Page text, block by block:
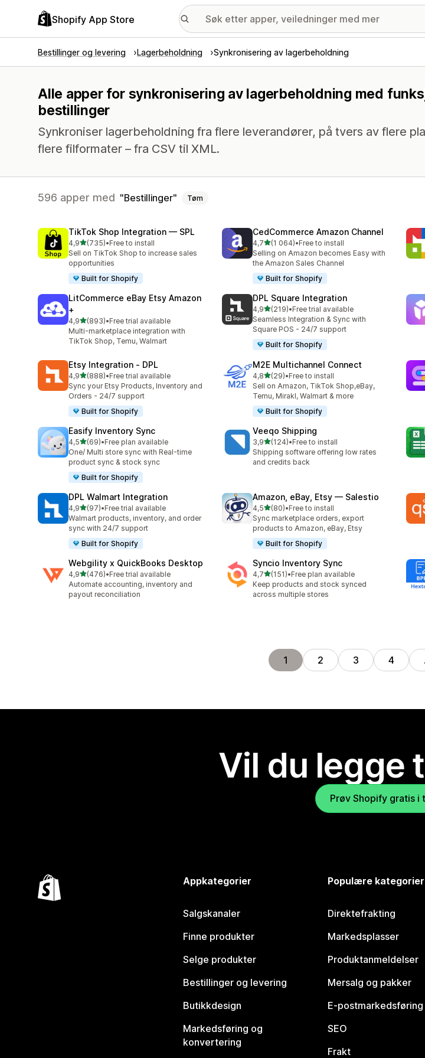
Shopify App Store
Bestillinger og levering Lagerbeholdning Synkronisering av lagerbeholdning
Alle apper for synkronisering av lagerbeholdning med
bestillinger
Synkroniser lagerbeholdning fra flere leverandører, på tvers av flere
flere filformater – fra CSV til XML.
596 apper med Bestillinger Tøm
TikTok Shop Integration — SPL
4,9av 5 stjerner
(735)
Totalt 735 omtaler
•Free to install
Sell on TikTok Shop to increase sales
opportunities
Built for Shopify
CedCommerce Amazon Channel
4,7av 5 stjerner
(1 064)
Totalt 1064 omtaler
•Free to install
Selling on Amazon becomes Easy with
the Amazon Sales Channel
Built for Shopify
LitCommerce eBay Etsy Amazon
+
4,9av 5 stjerner
(893)
Totalt 893 omtaler
•Free trial available
Multi-marketplace integration with
TikTok Shop, Temu, Walmart
DPL Square Integration
4,9av 5 stjerner
(219)
Totalt 219 omtaler
•Free trial available
Seamless Integration & Sync with
Square POS - 24/7 support
Built for Shopify
Etsy Integration ‑ DPL
4,9av 5 stjerner
(888)
Totalt 888 omtaler
•Free trial available
Sync your Etsy Products, Inventory and
Orders - 24/7 support
Built for Shopify
M2E Multichannel Connect
4,8av 5 stjerner
(29)
Totalt 29 omtaler
•Free to install
Sell on Amazon, TikTok Shop,eBay,
Temu, Mirakl, Walmart & more
Built for Shopify
Easify Inventory Sync
4,5av 5 stjerner
(69)
Totalt 69 omtaler
•Free plan available
One/ Multi store sync with Real-time
product sync & stock sync
Built for Shopify
Veeqo Shipping
3,9av 5 stjerner
(124)
Totalt 124 omtaler
•Free to install
Shipping software offering low rates
and credits back
DPL Walmart Integration
4,9av 5 stjerner
(97)
Totalt 97 omtaler
•Free trial available
Walmart products, inventory, and order
sync with 24/7 support
Built for Shopify
Amazon, eBay, Etsy — Salestio
4,5av 5 stjerner
(80)
Totalt 80 omtaler
•Free to install
Sync marketplace orders, export
products to Amazon, eBay, Etsy
Built for Shopify
Webgility x QuickBooks Desktop
4,9av 5 stjerner
(476)
Totalt 476 omtaler
•Free trial available
Automate accounting, inventory and
payout reconciliation
Syncio Inventory Sync
4,7av 5 stjerner
(151)
Totalt 151 omtaler
•Free plan available
Keep products and stock synced
across multiple stores
1 2 3 4
Vil du legge
Prøv Shopify gratis i
Appkategorier
Salgskanaler
Finne produkter
Selge produkter
Bestillinger og levering
Butikkdesign
Markedsføring og
konvertering
Populære kategorier
Direktefrakting
Markedsplasser
Produktanmeldelser
Mersalg og pakker
E-postmarkedsføring
SEO
Frakt